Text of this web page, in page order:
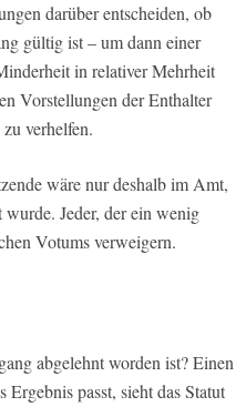
darüber entscheiden, ob
gültig ist – um dann einer
in relativer Mehrheit
Vorstellungen der Enthalter
verhelfen.
wäre nur deshalb im Amt,
Jeder, der ein wenig
Votums verweigern.
abgelehnt worden ist? Einen
passt, sieht das Statut